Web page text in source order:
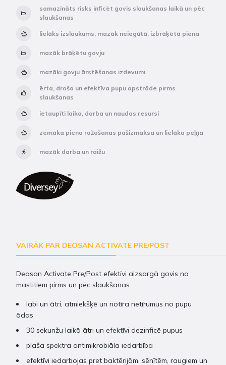
samazināts risks inficēt govis slaukšanas laikā un pēc
slaukšanas
lielāks izslaukums, mazāk neiegūtā, izbrāķētā piena
mazāk brāķētu govju
mazāki govju ārstēšanas izdevumi
ērta, droša un efektīva pupu apstrāde pirms
slaukšanas
ietaupīti laika, darba un naudas resursi
zemāka piena ražošanas pašizmaksa un lielāka peļņa
mazāk darba un raižu
VAIRĀK PAR DEOSAN ACTIVATE PRE/POST
Deosan Activate Pre/Post efektīvi aizsargā govis no
mastītiem pirms un pēc slaukšanas:
labi un ātri, atmiekšķē un notīra netīrumus no pupu
ādas
30 sekunžu laikā ātri un efektīvi dezinficē pupus
plaša spektra antimikrobiāla iedarbība
efektīvi iedarbojas pret baktērijām, sēnītēm, raugiem un